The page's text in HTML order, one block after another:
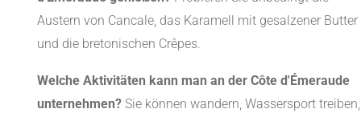
Austern von Cancale, das Karamell mit gesalzener Butter
und die bretonischen Crêpes.
Welche Aktivitäten kann man an der Côte d'Émeraude
unternehmen? Sie können wandern, Wassersport treiben,